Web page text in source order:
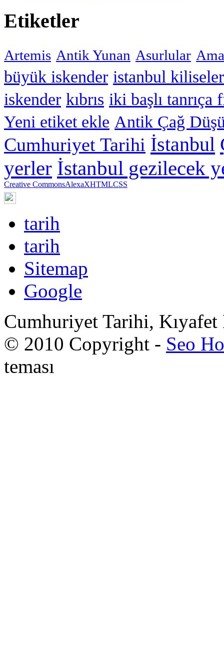
Etiketler
Artemis Antik Yunan Asurlular
büyük iskender istanbul
iskender kıbrıs iki başlı tanrıça
Yeni etiket ekle Antik Çağ
Cumhuriyet Tarihi İstanbul
yerler İstanbul gezilecek
Creative CommonsAlexaXHTMLCSS
tarih
tarih
Sitemap
Google
Cumhuriyet Tarihi,
© 2010 Copyright - Seo
teması